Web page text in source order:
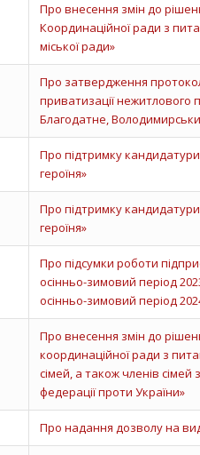
Про внесення змін до
Координаційної ради з
міської ради»
Про затвердження
приватизації
Благодатне,
Про підтримку
героїня»
Про підтримку
героїня»
Про підсумки роботи
осінньо-зимовий період
осінньо-зимовий період
Про внесення змін до
координаційної ради з
сімей, а також членів сімей
федерації проти України»
Про надання дозволу на